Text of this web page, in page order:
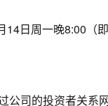
日周一晚8:00（
公司的投资者关系